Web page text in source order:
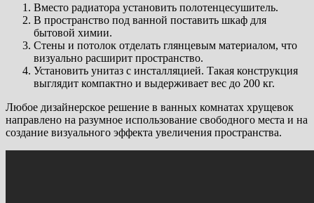
Вместо радиатора установить полотенцесушитель.
В пространство под ванной поставить шкаф для
бытовой химии.
Стены и потолок отделать глянцевым материалом, что
визуально расширит пространство.
Установить унитаз с инсталляцией. Такая конструкция
выглядит компактно и выдерживает вес до 200 кг.
Любое дизайнерское решение в ванных комнатах хрущевок
направлено на разумное использование свободного места и на
создание визуального эффекта увеличения пространства.